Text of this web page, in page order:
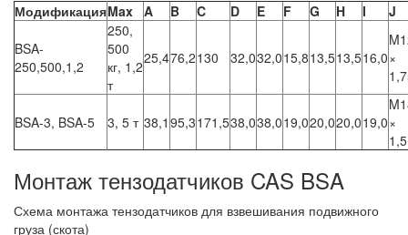
МодификацияMax A B C D E F G H I J
BSA-
250,500,1,2
250,
500
кг, 1,2
т
25,476,2130 32,032,015,813,513,516,0×
BSA-3, BSA-5 3, 5 т 38,1 95,3171,538,038,019,020,020,019,0×
1,5
Монтаж тензодатчиков CAS BSA
Схема монтажа тензодатчиков для взвешивания подвижного
груза (скота)